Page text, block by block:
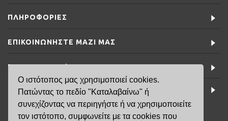
Ο ιστότοπος μας χρησιμοποιεί cookies.
Πατώντας το πεδίο "Καταλαβαίνω" ή
συνεχίζοντας να περιηγήστε ή να χρησιμοποιείτε
τον ιστότοπο, συμφωνείτε με τα cookies που
ΠΛΗΡΟΦΟΡΊΕΣ
ΕΠΙΚΟΙΝΩΝΉΣΤΕ ΜΑΖΊ ΜΑΣ
ΕΙΔΙΚΈΣ ΠΡΟΣΦΟΡΈΣ
ΤΕΛΕΥΤΑΊΑ ΝΈΑ